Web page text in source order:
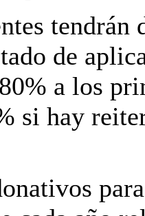
tendrán
de
a los
si hay